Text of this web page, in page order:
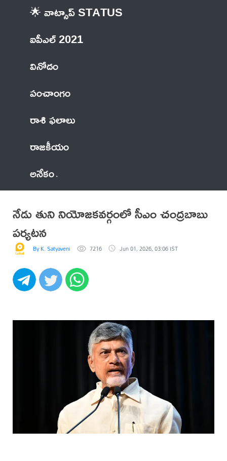
🌟 వాట్సాప్ STATUS
ఐపీఎల్ 2021
వినోదం
పంచాంగం
రాశి ఫలాలు
రాజకీయం
అనేకం
నేడు తుని నియోజకవర్గంలో సీఎం చంద్రబాబు
పర్యటన
By K. Satyaveni 7216 Jun 01, 2026, 03:06 IST